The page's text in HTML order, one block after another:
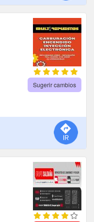
Sugerir cambios